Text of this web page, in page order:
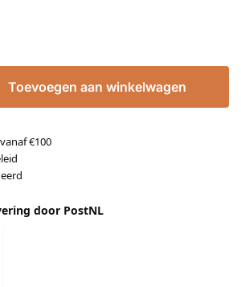
Toevoegen aan winkelwagen
€100
door PostNL